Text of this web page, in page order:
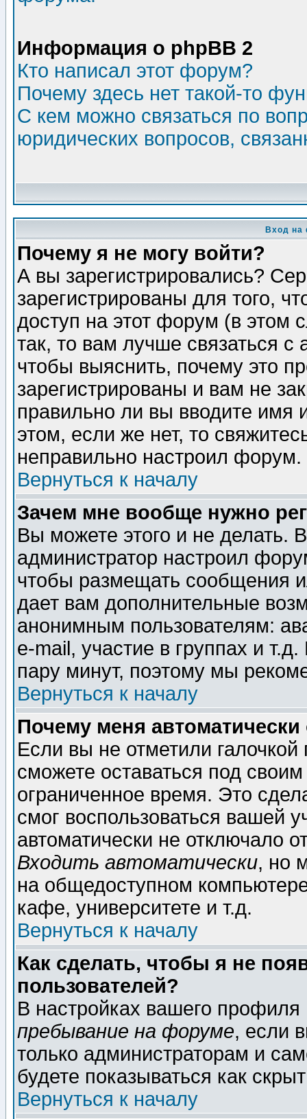
Информация о phpBB 2
Кто написал этот форум?
Почему здесь нет такой-то
С кем можно связаться по
юридических вопросов,
Вход на
Почему я не могу войти?
А вы зарегистрировались?
зарегистрированы для того,
доступ на этот форум (в этом
так, то вам лучше связаться
чтобы выяснить, почему это
зарегистрированы и вам не
правильно ли вы вводите
этом, если же нет, то
неправильно настроил форум.
Вернуться к началу
Зачем мне вообще нужно
Вы можете этого и не делать.
администратор настроил
чтобы размещать сообщения
дает вам дополнительные
анонимным пользователям:
e-mail, участие в группах и
пару минут, поэтому мы
Вернуться к началу
Почему меня автоматически
Если вы не отметили галочкой
сможете оставаться под
ограниченное время. Это
смог воспользоваться вашей
автоматически не отключало
Входить автоматически, но
на общедоступном
кафе, университете и т.д.
Вернуться к началу
Как сделать, чтобы я не
пользователей?
В настройках вашего
пребывание на форуме, если
только администраторам и
будете показываться как
Вернуться к началу